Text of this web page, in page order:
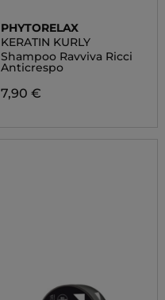
PHYTORELAX
KERATIN KURLY
Shampoo Ravviva Ricci
Anticrespo
7,90 €